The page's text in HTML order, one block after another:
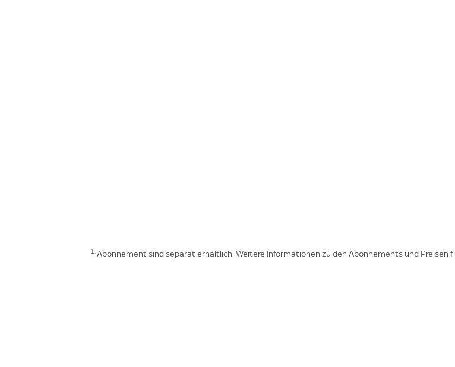
1.Abonnement sind separat erhältlich. Weitere Informationen zu den Abonnements und Preisen